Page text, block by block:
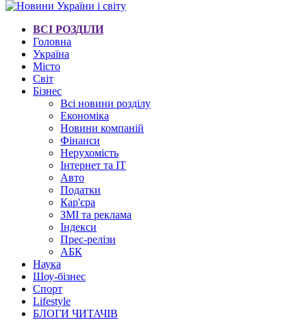
ВСІ РОЗДІЛИ
Головна
Україна
Місто
Світ
Бізнес
Всі новини розділу
Економіка
Новини компаній
Фінанси
Нерухомість
Інтернет та IT
Авто
Податки
Кар'єра
ЗМІ та реклама
Індекси
Прес-релізи
АБК
Наука
Шоу-бізнес
Спорт
Lifestyle
БЛОГИ ЧИТАЧІВ